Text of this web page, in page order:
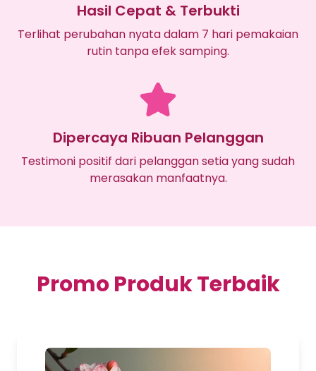
Hasil Cepat & Terbukti
Terlihat perubahan nyata dalam 7 hari pemakaian
rutin tanpa efek samping.
Dipercaya Ribuan Pelanggan
Testimoni positif dari pelanggan setia yang sudah
merasakan manfaatnya.
Promo Produk Terbaik